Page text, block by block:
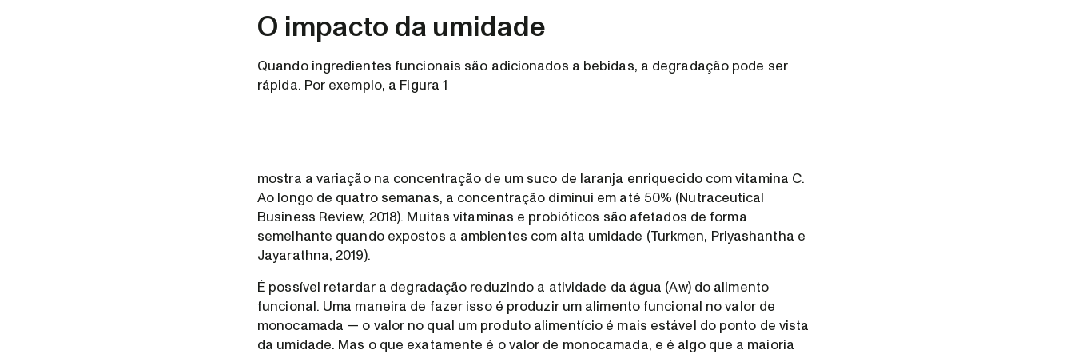
O impacto da umidade
Quando ingredientes funcionais são adicionados a bebidas, a degradação pode ser
rápida. Por exemplo, a Figura 1
mostra a variação na concentração de um suco de laranja enriquecido com vitamina C.
Ao longo de quatro semanas, a concentração diminui em até 50% (Nutraceutical
Business Review, 2018). Muitas vitaminas e probióticos são afetados de forma
semelhante quando expostos a ambientes com alta umidade (Turkmen, Priyashantha e
Jayarathna, 2019).
É possível retardar a degradação reduzindo a atividade da água (Aw) do alimento
funcional. Uma maneira de fazer isso é produzir um alimento funcional no valor de
monocamada — o valor no qual um produto alimentício é mais estável do ponto de vista
da umidade. Mas o que exatamente é o valor de monocamada, e é algo que a maioria